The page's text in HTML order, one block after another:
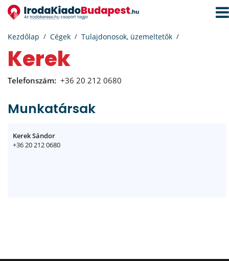
Kezdőlap Cégek Tulajdonosok, üzemeltetők
Kerek
Telefonszám: +36 20 212 0680
Munkatársak
Kerek Sándor
+36 20 212 0680